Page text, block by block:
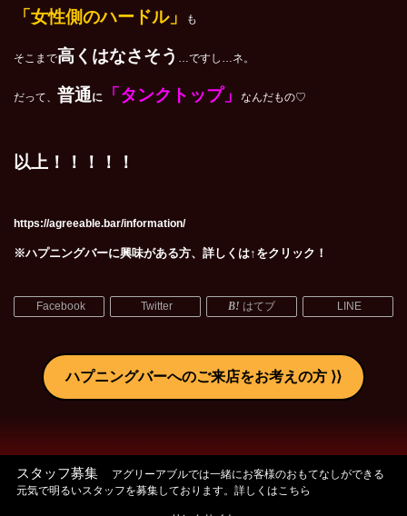
「女性側のハードル」 も
そこまで高くはなさそう …ですし…ネ。
だって、 普通に 「タンクトップ」 なんだもの♡
以上！！！！！
https://agreeable.bar/information/
※ハプニングバーに興味がある方、詳しくは↑をクリック！
Facebook Twitter はてブ LINE
ハプニングバーへのご来店をお考えの方
スタッフ募集
アグリーアブルでは一緒にお客様のおもてなしができる
元気で明るいスタッフを募集しております。詳しくはこちら